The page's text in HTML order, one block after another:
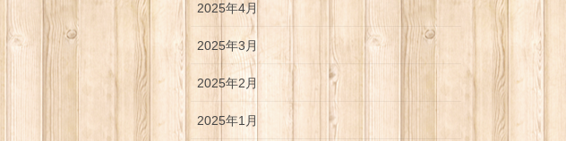
2025年4月
2025年3月
2025年2月
2025年1月